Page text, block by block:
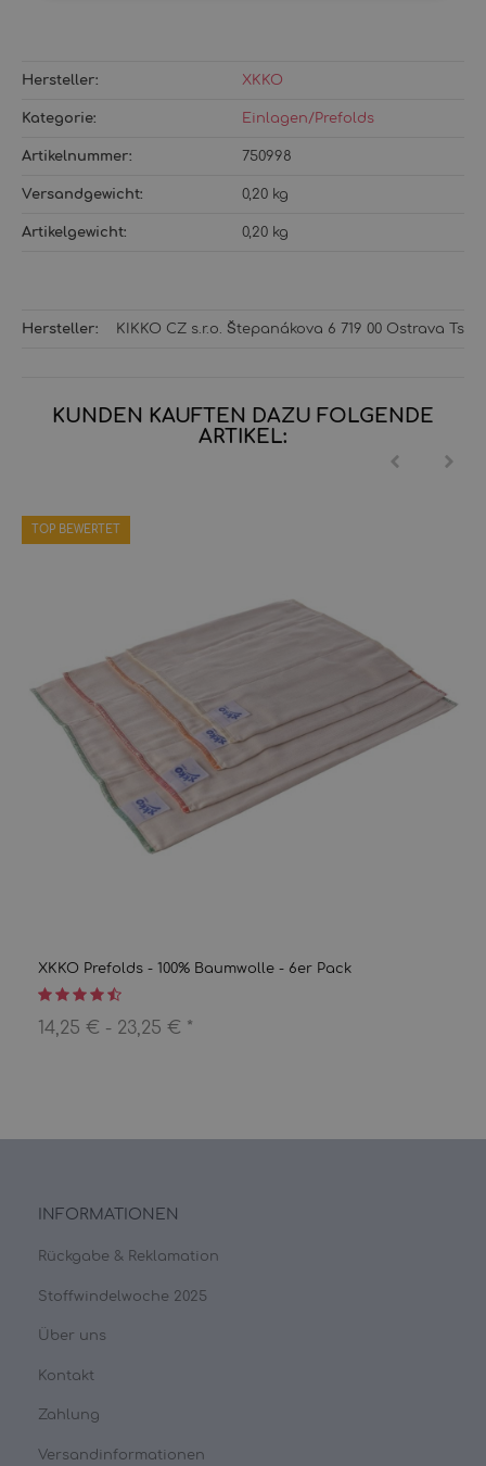
Hersteller: XKKO
Kategorie: Einlagen/Prefolds
Artikelnummer: 750998
Versandgewicht‍: 0,20 kg
Artikelgewicht‍: 0,20 kg
Hersteller: KIKKO CZ s.r.o. Štepanákova 6 719 00 Ostrava
KUNDEN KAUFTEN DAZU FOLGENDE
ARTIKEL:
TOP BEWERTET
XKKO Prefolds - 100% Baumwolle - 6er Pack
14,25 € - 23,25 € *
INFORMATIONEN
Rückgabe & Reklamation
Stoffwindelwoche 2025
Über uns
Kontakt
Zahlung
Versandinformationen